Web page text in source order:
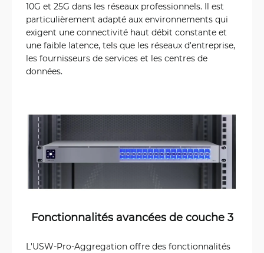
10G et 25G dans les réseaux professionnels. Il est
particulièrement adapté aux environnements qui
exigent une connectivité haut débit constante et
une faible latence, tels que les réseaux d'entreprise,
les fournisseurs de services et les centres de
données.
Fonctionnalités avancées de couche 3
L'USW-Pro-Aggregation offre des fonctionnalités